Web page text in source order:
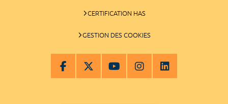
CERTIFICATION HAS
GESTION DES COOKIES